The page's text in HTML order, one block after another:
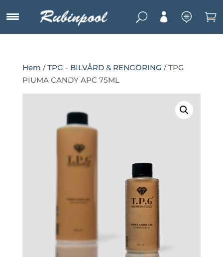
U   
Hem /TPG - BILVÅRD & RENGÖRING / TPG
PIUMA CANDY APC 75ML